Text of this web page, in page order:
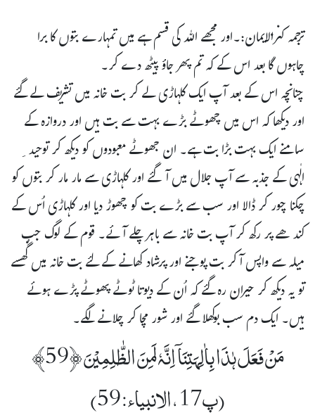
ترجمہ کنزالایمان:۔اور مجھے اللہ کی قسم ہے میں تمہارے بتوں کا برا
چاہوں گا بعد اس کے کہ تم پھر جاؤ پیٹھ دے کر۔
چنانچہ اس کے بعد آپ ایک کلہاڑی لے کر بت خانہ میں تشریف لے گئے
اور دیکھا کہ اس میں چھوٹے بڑے بہت سے بت ہیں اور دروازہ کے
سامنے ایک بہت بڑا بت ہے۔ ان جھوٹے معبودوں کو دیکھ کر توحید ِ
الٰہی کے جذبہ سے آپ جلال میں آگئے اور کلہاڑی سے مار مار کر بتوں کو
چکنا چور کر ڈالا اور سب سے بڑے بت کو چھوڑ دیا اور کلہاڑی اُس کے
کندھے پر رکھ کر آپ بت خانہ سے باہر چلے آئے۔ قوم کے لوگ جب
میلہ سے واپس آ کر بت پوجنے اور پرشاد کھانے کے لئے بت خانہ میں گُھسے
تو یہ دیکھ کر حیران رہ گئے کہ اُن کے دیوتا ٹوٹے پھوٹے پڑے ہوئے
ہیں۔ ایک دم سب بوکھلا گئے اور شور مچا کر چلانے لگے۔
مَنۡ فَعَلَ ہٰذَا بِاٰلِہَتِنَاۤ اِنَّہٗ لَمِنَ الظّٰلِمِیۡنَ ﴿59﴾
(پ17،الانبیاء:59)